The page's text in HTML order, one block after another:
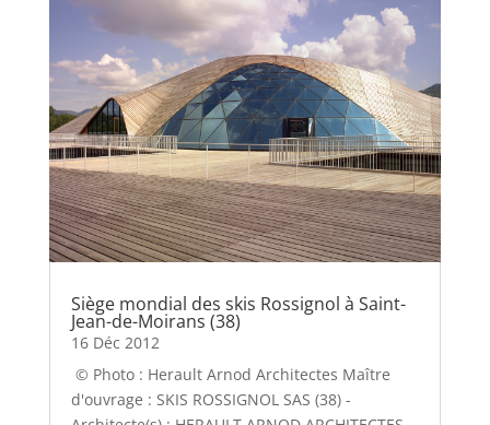
Siège mondial des skis Rossignol à Saint-
Jean-de-Moirans (38)
16 Déc 2012
© Photo : Herault Arnod Architectes Maître
d'ouvrage : SKIS ROSSIGNOL SAS (38) -